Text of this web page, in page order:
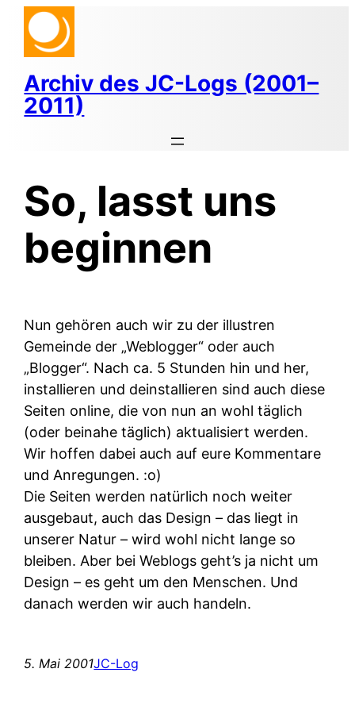
Zum
Inhalt
springen
Archiv des JC-Logs (2001–
2011)
So, lasst uns
beginnen
Nun gehören auch wir zu der illustren
Gemeinde der „Weblogger“ oder auch
„Blogger“. Nach ca. 5 Stunden hin und her,
installieren und deinstallieren sind auch diese
Seiten online, die von nun an wohl täglich
(oder beinahe täglich) aktualisiert werden.
Wir hoffen dabei auch auf eure Kommentare
und Anregungen. :o)
Die Seiten werden natürlich noch weiter
ausgebaut, auch das Design – das liegt in
unserer Natur – wird wohl nicht lange so
bleiben. Aber bei Weblogs geht’s ja nicht um
Design – es geht um den Menschen. Und
danach werden wir auch handeln.
5. Mai 2001JC-Log